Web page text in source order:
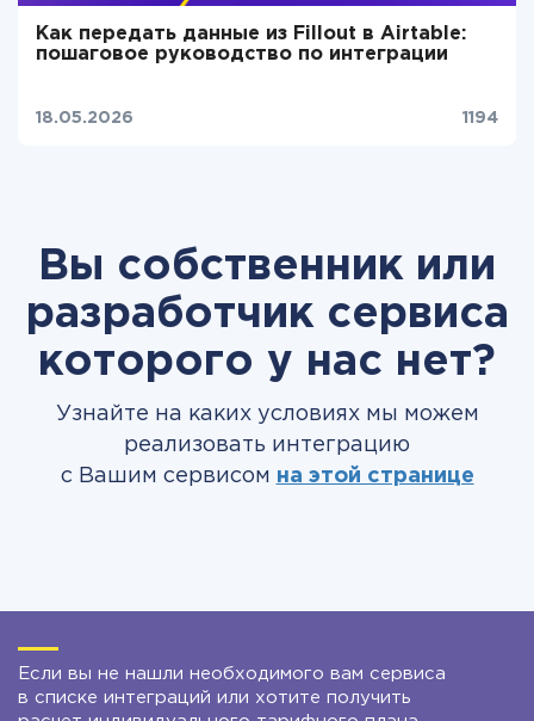
Как передать данные из Fillout в Airtable:
пошаговое руководство по интеграции
18.05.2026 1194
Вы собственник или
разработчик сервиса
которого у нас нет?
Узнайте на каких условиях мы можем
реализовать интеграцию
с Вашим сервисом на этой странице
Если вы не нашли необходимого вам сервиса
в списке интеграций или хотите получить